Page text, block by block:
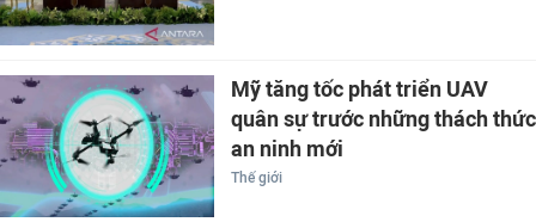
Mỹ tăng tốc phát triển UAV
quân sự trước những thách thức
an ninh mới
Thế giới